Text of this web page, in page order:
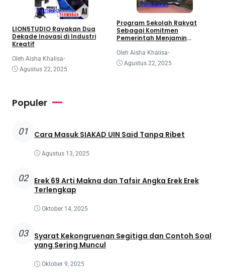
Teknologi
LION5TUDIO Rayakan Dua
Dekade Inovasi di Industri
Kreatif
Oleh Aisha Khalisa•
Agustus 22, 2025
Pendidikan
Program Sekolah Rakyat
Sebagai Komitmen
Pemerintah Menjamin
Daerah
Oleh Aisha Khalisa•
Agustus 22, 2025
Populer
01 Cara Masuk SIAKAD UIN Said Tanpa Ribet
Agustus 13, 2025
02
Erek 69 Arti Makna dan Tafsir Angka Erek Erek
Terlengkap
Oktober 14, 2025
03
Syarat Kekongruenan Segitiga dan Contoh Soal
yang Sering Muncul
Oktober 9, 2025